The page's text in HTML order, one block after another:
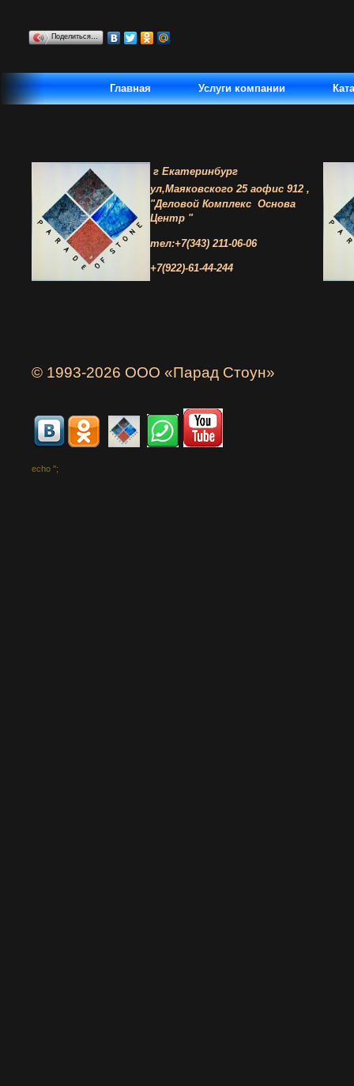
Поделиться…
Главная Услуги компании
г Екатеринбург
ул,Маяковского 25 аофис 912 ,
"Деловой Комплекс Основа
Центр "
тел:+7(343) 211-06-06
+7(922)-61-44-244
© 1993-2026 ООО «Парад Стоун»
echo '';